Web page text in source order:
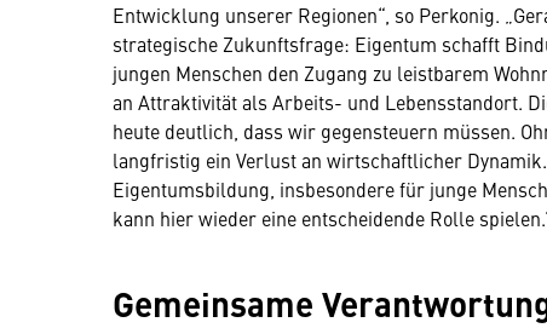
Entwicklung unserer Regionen“, so Perkonig.
strategische Zukunftsfrage: Eigentum schafft
jungen Menschen den Zugang zu leistbarem
an Attraktivität als Arbeits- und Lebensstandort.
heute deutlich, dass wir gegensteuern müssen.
langfristig ein Verlust an wirtschaftlicher
Eigentumsbildung, insbesondere für junge
kann hier wieder eine entscheidende Rolle
Gemeinsame